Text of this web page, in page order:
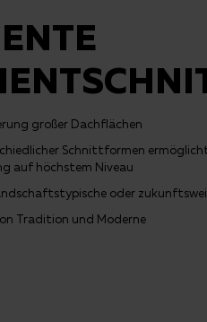
großer Dachflächen
Schnittformen
auf höchstem Niveau
oder
Tradition und Moderne